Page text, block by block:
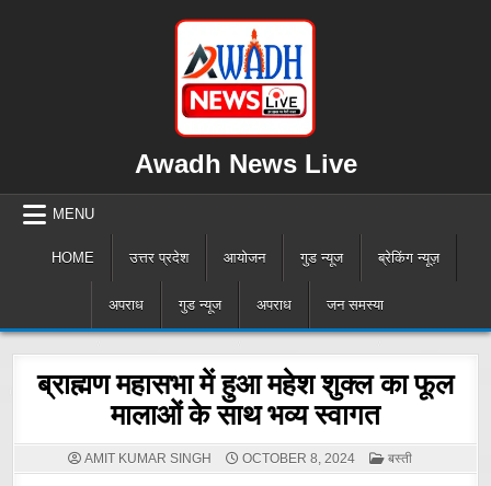
Awadh News Live
MENU
HOME उत्तर प्रदेश आयोजन गुड न्यूज ब्रेकिंग न्यूज़
अपराध गुड न्यूज अपराध जन समस्या
ब्राह्मण महासभा में हुआ महेश शुक्ल का फूल
मालाओं के साथ भव्य स्वागत
AMIT KUMAR SINGH OCTOBER 8, 2024
POSTED
IN
बस्ती